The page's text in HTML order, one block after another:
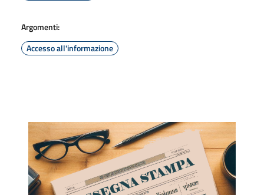
Argomenti:
Accesso all'informazione